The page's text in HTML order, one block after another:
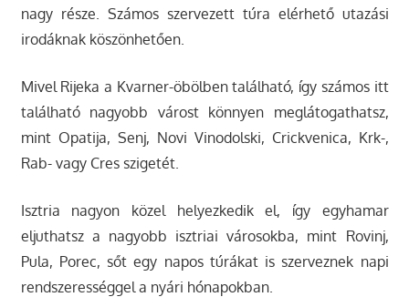
nagy része. Számos szervezett túra elérhető utazási
irodáknak köszönhetően.
Mivel Rijeka a Kvarner-öbölben található, így számos itt
található nagyobb várost könnyen meglátogathatsz,
mint Opatija, Senj, Novi Vinodolski, Crickvenica, Krk-,
Rab- vagy Cres szigetét.
Isztria nagyon közel helyezkedik el, így egyhamar
eljuthatsz a nagyobb isztriai városokba, mint Rovinj,
Pula, Porec, sőt egy napos túrákat is szerveznek napi
rendszerességgel a nyári hónapokban.